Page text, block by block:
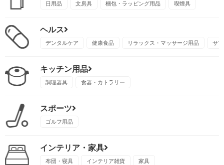
日用品 文房具 梱包・ラッピング用品 喫煙具
ヘルス
デンタルケア 健康食品 リラックス・マッサージ用品 サ
キッチン用品
調理器具 食器・カトラリー
スポーツ
ゴルフ用品
インテリア・家具
布団・寝具 インテリア雑貨 家具